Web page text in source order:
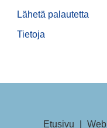
Lähetä palautetta
Tietoja
Etusivu Web